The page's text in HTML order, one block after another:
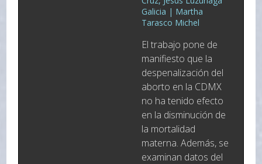
Galicia | Martha
Tarasco Michel
El trabajo pone de
manifiesto que la
despenalización del
aborto en la CDMX
no ha tenido efecto
en la disminución de
la mortalidad
materna. Además, se
examinan datos del